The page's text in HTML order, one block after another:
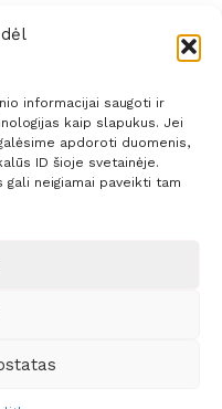
informacijai saugoti ir
kaip slapukus. Jei
apdoroti duomenis,
ID šioje svetainėje.
gali neigiamai paveikti tam
į piceriją